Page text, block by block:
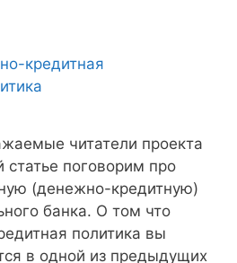
читатели проекта
поговорим про
(денежно-кредитную)
банка. О том что
политика вы
в одной из предыдущих